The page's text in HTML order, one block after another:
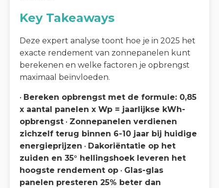
Key Takeaways
Deze expert analyse toont hoe je in 2025 het
exacte rendement van zonnepanelen kunt
berekenen en welke factoren je opbrengst
maximaal beïnvloeden.
• Bereken opbrengst met de formule: 0,85
x aantal panelen x Wp = jaarlijkse kWh-
opbrengst • Zonnepanelen verdienen
zichzelf terug binnen 6-10 jaar bij huidige
energieprijzen • Dakoriëntatie op het
zuiden en 35° hellingshoek leveren het
hoogste rendement op • Glas-glas
panelen presteren 25% beter dan